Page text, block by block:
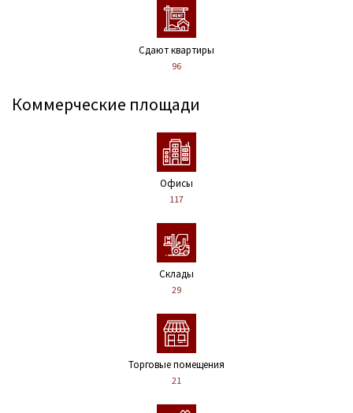
Сдают квартиры
96
Коммерческие площади
Офисы
117
Склады
29
Торговые помещения
21